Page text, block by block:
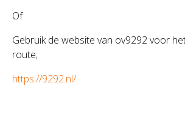
Of
Gebruik de website van ov9292 voor
route;
https://9292.nl/